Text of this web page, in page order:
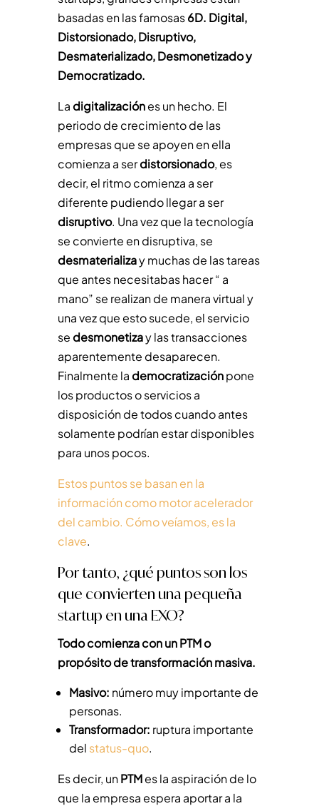
basadas en las famosas6D. Digital,
Distorsionado, Disruptivo,
Desmaterializado, Desmonetizado y
Democratizado.
Ladigitalizaciónes un hecho. El
periodo de crecimiento de las
empresas que se apoyen en ella
comienza a serdistorsionado, es
decir, el ritmo comienza a ser
diferente pudiendo llegar a ser
disruptivo. Una vez que la tecnología
se convierte en disruptiva, se
desmaterializay muchas de las tareas
que antes necesitabas hacer “ a
mano” se realizan de manera virtual y
una vez que esto sucede, el servicio
sedesmonetizay las transacciones
aparentemente desaparecen.
Finalmente lademocratizaciónpone
los productos o servicios a
disposición de todos cuando antes
solamente podrían estar disponibles
para unos pocos.
Estos puntos se basan en la
información como motor acelerador
del cambio. Cómo veíamos, es la
clave.
Por tanto, ¿qué puntos son los
que convierten una pequeña
startup en una EXO?
Todo comienza con un PTM o
propósito de transformación masiva.
Masivo: número muy importante de
personas.
Transformador: ruptura importante
del status-quo.
Es decir, unPTMes la aspiración de lo
que la empresa espera aportar a la